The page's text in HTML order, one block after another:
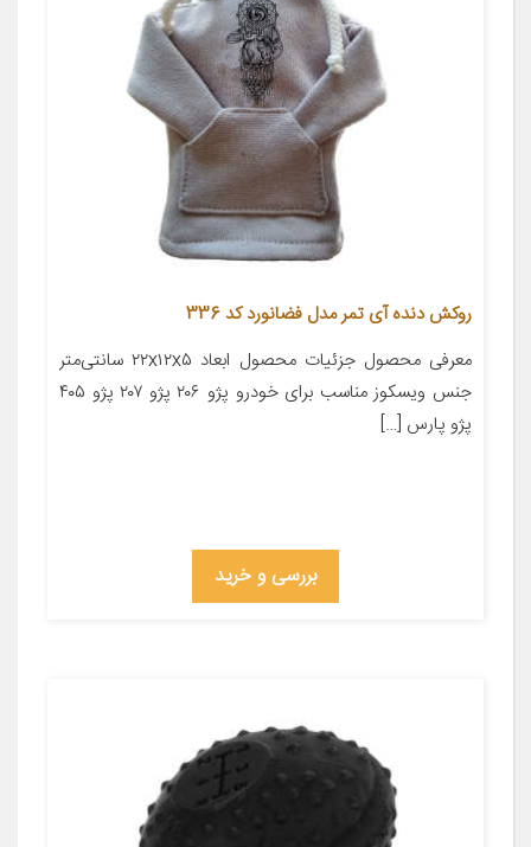
روکش دنده آی تمر مدل فضانورد کد 336
معرفی محصول جزئیات محصول ابعاد ۲۲x۱۲x۵ سانتی‌متر
جنس ویسکوز مناسب برای خودرو پژو ۲۰۶ پژو ۲۰۷ پژو ۴۰۵
پژو پارس […]
بررسی و خرید